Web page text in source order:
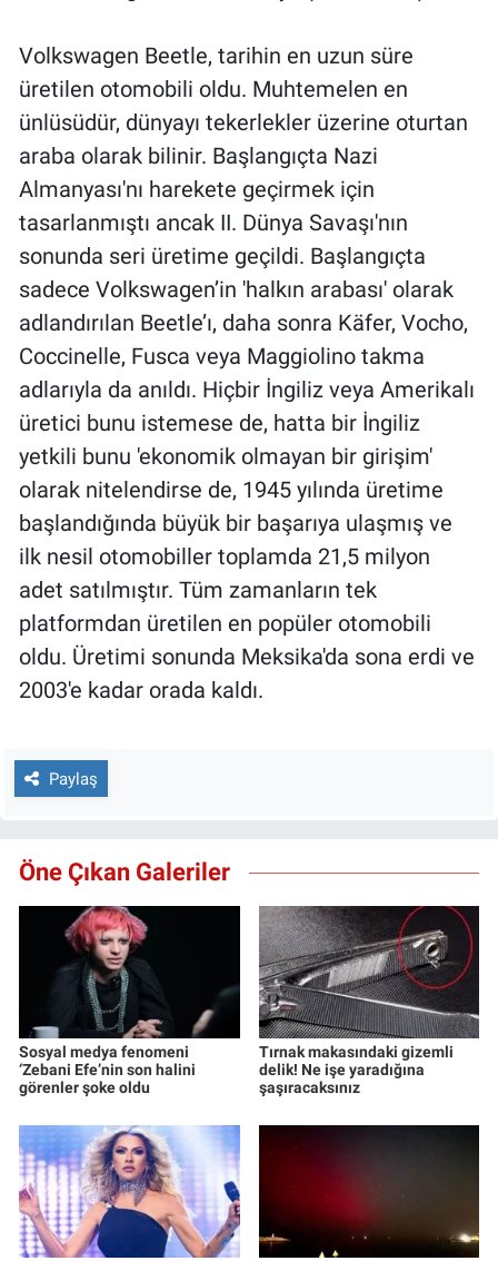
Volkswagen Beetle, tarihin en uzun süre
üretilen otomobili oldu. Muhtemelen en
ünlüsüdür, dünyayı tekerlekler üzerine oturtan
araba olarak bilinir. Başlangıçta Nazi
Almanyası'nı harekete geçirmek için
tasarlanmıştı ancak II. Dünya Savaşı'nın
sonunda seri üretime geçildi. Başlangıçta
sadece Volkswagen’in 'halkın arabası' olarak
adlandırılan Beetle’ı, daha sonra Käfer, Vocho,
Coccinelle, Fusca veya Maggiolino takma
adlarıyla da anıldı. Hiçbir İngiliz veya Amerikalı
üretici bunu istemese de, hatta bir İngiliz
yetkili bunu 'ekonomik olmayan bir girişim'
olarak nitelendirse de, 1945 yılında üretime
başlandığında büyük bir başarıya ulaşmış ve
ilk nesil otomobiller toplamda 21,5 milyon
adet satılmıştır. Tüm zamanların tek
platformdan üretilen en popüler otomobili
oldu. Üretimi sonunda Meksika'da sona erdi ve
2003'e kadar orada kaldı.
Paylaş
Öne Çıkan Galeriler
Sosyal medya fenomeni
‘Zebani Efe’nin son halini
görenler şoke oldu
Tırnak makasındaki gizemli
delik! Ne işe yaradığına
şaşıracaksınız